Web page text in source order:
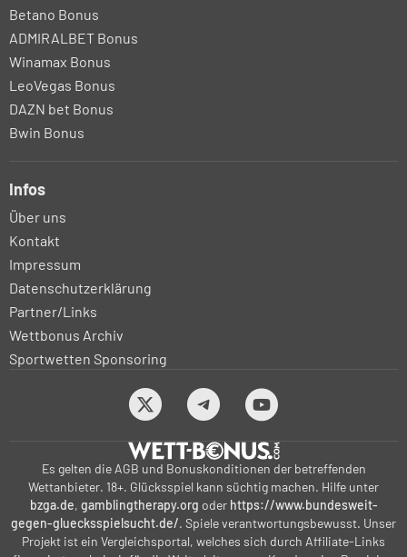
Betano Bonus
ADMIRALBET Bonus
Winamax Bonus
LeoVegas Bonus
DAZN bet Bonus
Bwin Bonus
Infos
Über uns
Kontakt
Impressum
Datenschutzerklärung
Partner/Links
Wettbonus Archiv
Sportwetten Sponsoring
Es gelten die AGB und Bonuskonditionen der betreffenden
Wettanbieter. 18+. Glücksspiel kann süchtig machen. Hilfe unter
bzga.de, gamblingtherapy.org oder https://www.bundesweit-
gegen-gluecksspielsucht.de/. Spiele verantwortungsbewusst. Unser
Projekt ist ein Vergleichsportal, welches sich durch Affiliate-Links